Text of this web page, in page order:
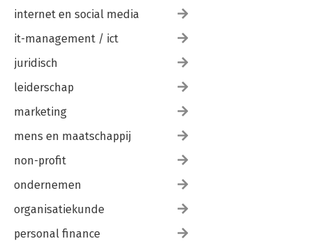
internet en social media
it-management / ict
juridisch
leiderschap
marketing
mens en maatschappij
non-profit
ondernemen
organisatiekunde
personal finance